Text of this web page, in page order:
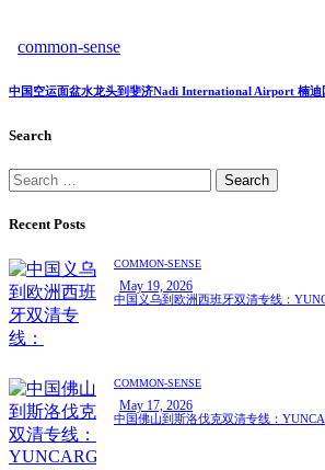
common-sense
中国空运面盆水龙头到斐济Nadi International Airport 楠迪
Search
Recent Posts
COMMON-SENSE
May 19, 2026
中国义乌到欧洲西班牙双清专线：
COMMON-SENSE
May 17, 2026
中国佛山到斯洛伐克双清专线：